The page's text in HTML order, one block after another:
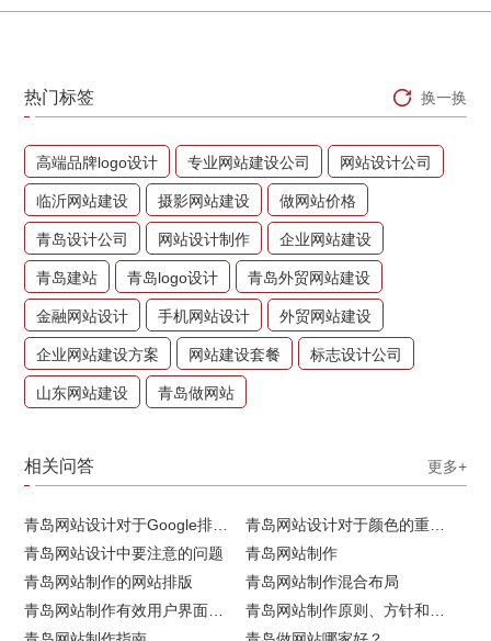
热门标签 换一换
高端品牌logo设计 专业网站建设公司 网站设计公司
临沂网站建设 摄影网站建设 做网站价格
青岛设计公司 网站设计制作 企业网站建设
青岛建站 青岛logo设计 青岛外贸网站建设
金融网站设计 手机网站设计 外贸网站建设
企业网站建设方案 网站建设套餐 标志设计公司
山东网站建设 青岛做网站
相关问答 更多+
青岛网站设计中要注意的问题
青岛网站制作
青岛网站制作的网站排版
青岛网站制作混合布局